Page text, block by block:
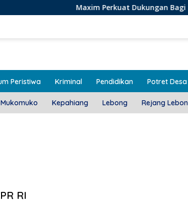
Maxim Perkuat Dukungan Bagi Pelaku
Peristiwa Kriminal Pendidikan Potret Desa
Mukomuko Kepahiang Lebong Rejang
RI